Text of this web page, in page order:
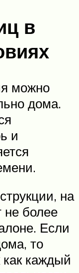
в
можно
дома.
и
на
не более
Если
то
как каждый